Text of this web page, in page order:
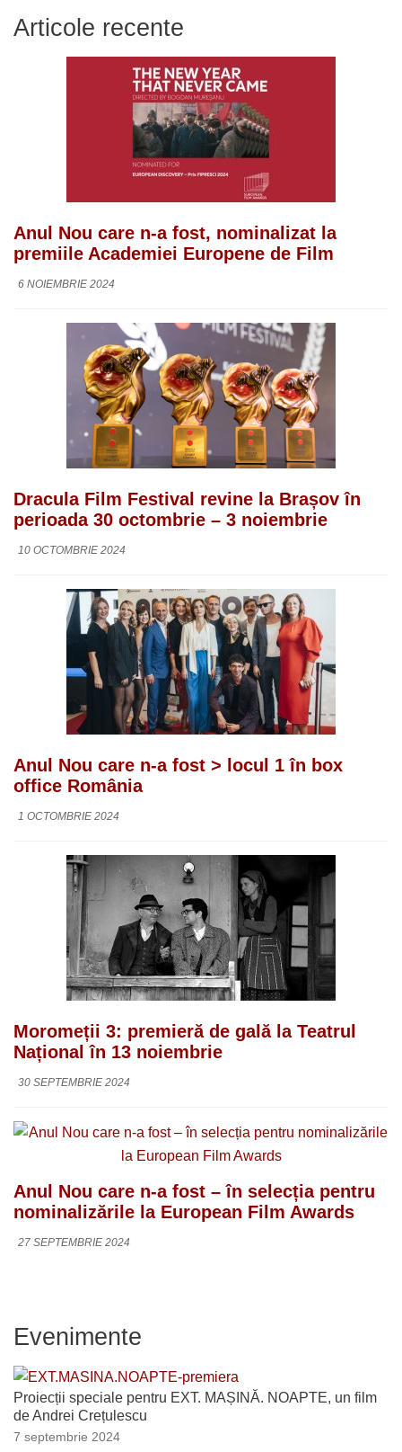
Articole recente
Anul Nou care n-a fost, nominalizat la
premiile Academiei Europene de Film
6 NOIEMBRIE 2024
Dracula Film Festival revine la Brașov în
perioada 30 octombrie – 3 noiembrie
10 OCTOMBRIE 2024
Anul Nou care n-a fost > locul 1 în box
office România
1 OCTOMBRIE 2024
Moromeții 3: premieră de gală la Teatrul
Național în 13 noiembrie
30 SEPTEMBRIE 2024
Anul Nou care n-a fost – în selecția pentru
nominalizările la European Film Awards
27 SEPTEMBRIE 2024
Evenimente
Proiecții speciale pentru EXT. MAȘINĂ. NOAPTE, un film
de Andrei Crețulescu
7 septembrie 2024